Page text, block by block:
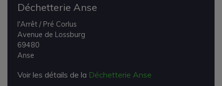
Déchetterie Anse
l'Arrêt / Pré Corlus
Avenue de Lossburg
69480
Anse
Voir les détails de la Déchetterie Anse